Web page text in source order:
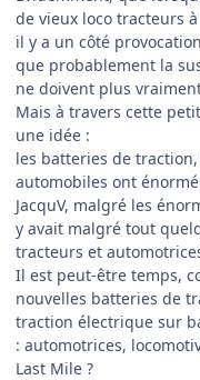
de vieux loco tracteurs
il y a un côté
que probablement la
ne doivent plus
Mais à travers cette
une idée :
les batteries de
automobiles ont
JacquV, malgré les
y avait malgré tout
tracteurs et
Il est peut-être temps,
nouvelles batteries de
traction électrique sur
: automotrices,
Last Mile ?